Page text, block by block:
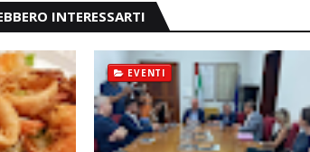
INTERESSARTI
EVENTI